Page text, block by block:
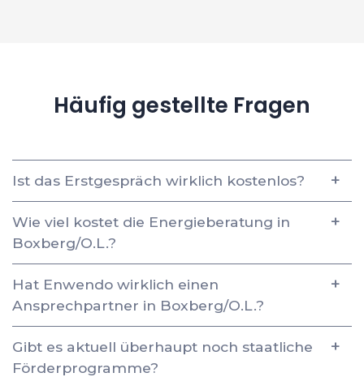
Häufig gestellte Fragen
Ist das Erstgespräch wirklich kostenlos?
Wie viel kostet die Energieberatung in
Boxberg/O.L.?
Hat Enwendo wirklich einen
Ansprechpartner in Boxberg/O.L.?
Gibt es aktuell überhaupt noch staatliche
Förderprogramme?